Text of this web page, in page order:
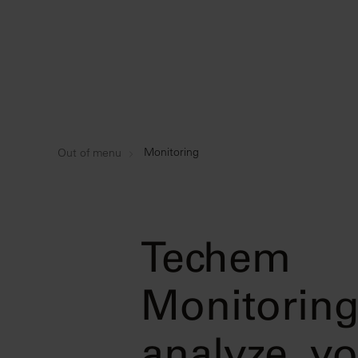
Out of menu Monitoring
Techem